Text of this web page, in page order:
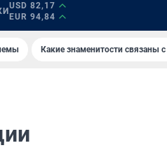
USD 82,17
EUR 94,84
Какие знаменитости связаны